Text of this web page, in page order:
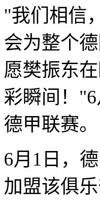
"我们相信
会为整个
愿樊振东
彩瞬间！
德甲联赛。
6月1日，
加盟该俱